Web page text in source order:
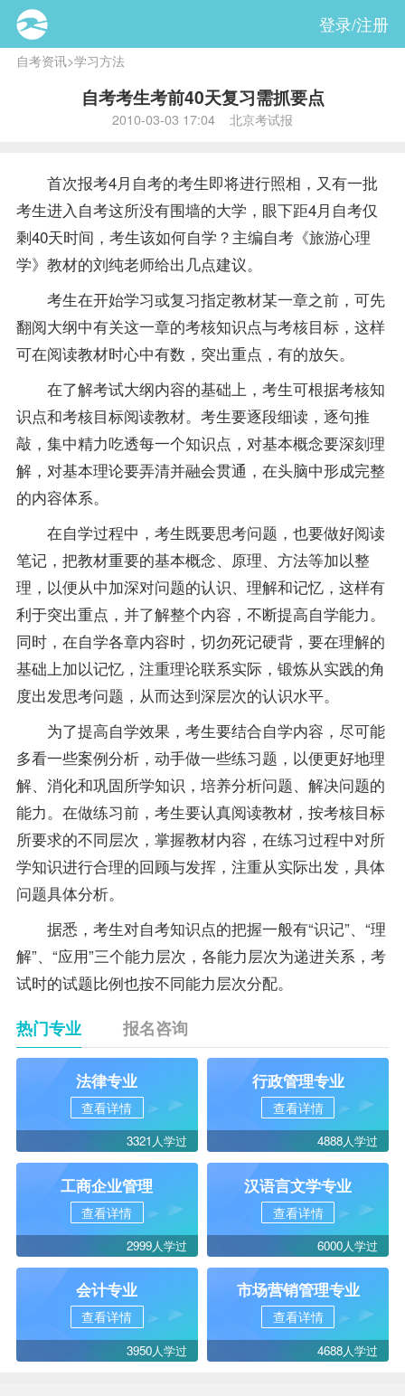
登录/注册
自考资讯>学习方法
自考考生考前40天复习需抓要点
2010-03-03 17:04 北京考试报
首次报考4月自考的考生即将进行照相，又有一批
考生进入自考这所没有围墙的大学，眼下距4月自考仅
剩40天时间，考生该如何自学？主编自考《旅游心理
学》 教材的刘纯老师给出几点建议。
考生在开始学习或复习指定教材某一章之前，可先
翻阅大纲中有关这一章的考核知识点与考核目标，这样
可在阅读教材时心中有数，突出重点，有的放矢。
在了解考试大纲内容的基础上，考生可根据考核知
识点和考核目标阅读教材。考生要逐段细读，逐句推
敲，集中精力吃透每一个知识点，对基本概念要深刻理
解，对基本理论要弄清并融会贯通，在头脑中形成完整
的内容体系。
在自学过程中，考生既要思考问题，也要做好阅读
笔记，把教材重要的基本概念、原理、方法等加以整
理，以便从中加深对问题的认识、理解和记忆，这样有
利于突出重点，并了解整个内容，不断提高自学能力。
同时，在自学各章内容时，切勿死记硬背，要在理解的
基础上加以记忆，注重理论联系实际，锻炼从实践的角
度出发思考问题，从而达到深层次的认识水平。
为了提高自学效果，考生要结合自学内容，尽可能
多看一些案例分析，动手做一些练习题，以便更好地理
解、消化和巩固所学知识，培养分析问题、解决问题的
能力。在做练习前，考生要认真阅读教材，按考核目标
所要求的不同层次，掌握教材内容，在练习过程中对所
学知识进行合理的回顾与发挥，注重从实际出发，具体
问题具体分析。
据悉，考生对自考知识点的把握一般有“识记”、“理
解”、“应用”三个能力层次，各能力层次为递进关系，考
试时的试题比例也按不同能力层次分配。
热门专业 报名咨询
法律专业
查看详情
3321人学过
行政管理专业
查看详情
4888人学过
工商企业管理
查看详情
2999人学过
汉语言文学专业
查看详情
6000人学过
会计专业
查看详情
3950人学过
市场营销管理专业
查看详情
4688人学过